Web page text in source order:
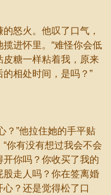
怒火。他叹了口气，
进怀里。“难怪你会低
糖一样粘着我，原来
相处时间，是吗？”
”他拉住她的手平贴
你有没有想过我会不会
你吗？你收买了我的
股走人吗？你在签离婚
？还是觉得松了口